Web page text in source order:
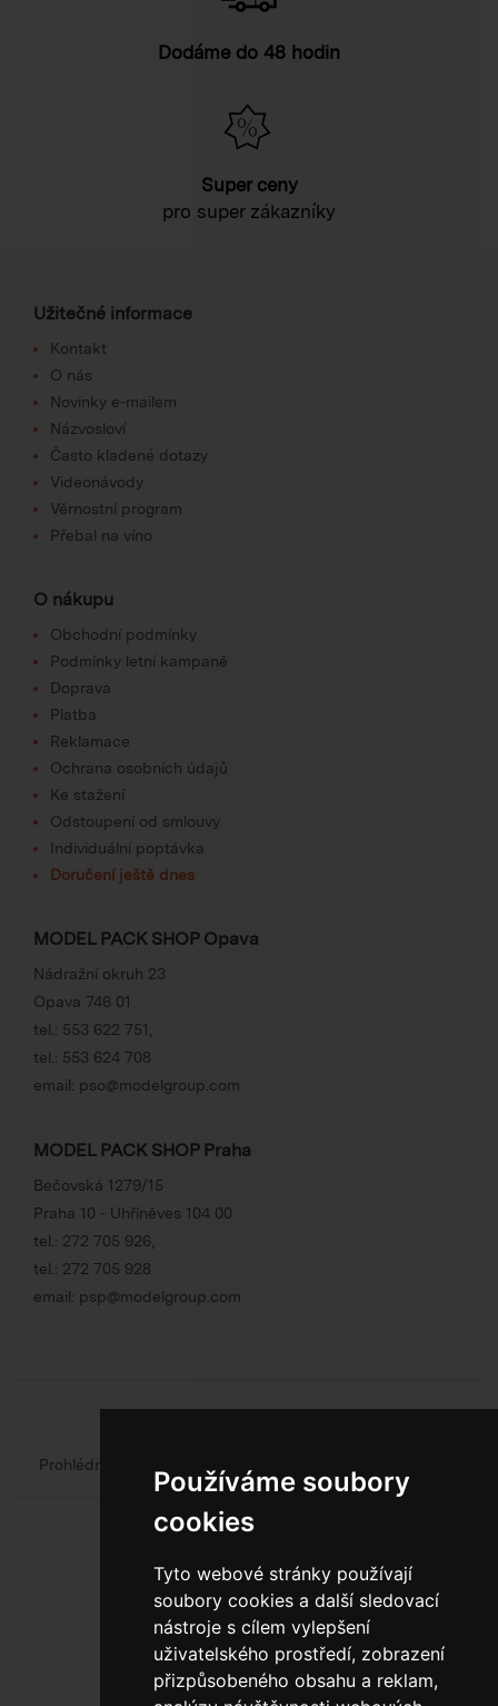
Používáme soubory
cookies
Tyto webové stránky používají
soubory cookies a další sledovací
nástroje s cílem vylepšení
uživatelského prostředí, zobrazení
přizpůsobeného obsahu a reklam,
Dodáme do 48 hodin
Super ceny
pro super zákazníky
Užitečné informace
Kontakt
O nás
Novinky e-mailem
Názvosloví
Často kladené dotazy
Videonávody
Věrnostní program
Přebal na víno
O nákupu
Obchodní podmínky
Podmínky letní kampaně
Doprava
Platba
Reklamace
Ochrana osobních údajů
Ke stažení
Odstoupení od smlouvy
Individuální poptávka
Doručení ještě dnes
MODEL PACK SHOP Opava
Nádražní okruh 23
Opava 746 01
tel.: 553 622 751
tel.: 553 624 708
email: pso@modelgroup.com
MODEL PACK SHOP Praha
Bečovská 1279/15
Praha 10 - Uhříněves 104 00
tel.: 272 705 926
tel.: 272 705 928
email: psp@modelgroup.com
Prohlédněte si web oficiálního výrobce obalů
800 10 10 77